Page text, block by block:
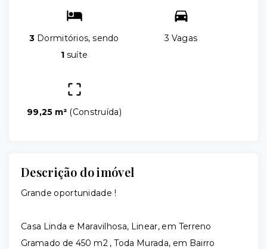
3 Dormitórios, sendo
1 suíte
3 Vagas
99,25 m² (Construída)
Descrição do imóvel
Grande oportunidade !
Casa Linda e Maravilhosa, Linear, em Terreno
Gramado de 450 m2 , Toda Murada, em Bairro